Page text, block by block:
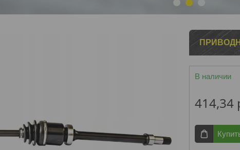
В наличии
414,34